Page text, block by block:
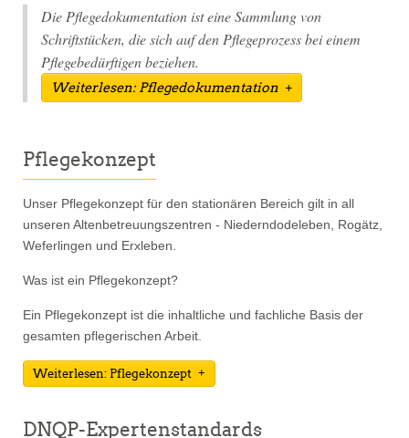
Die Pflegedokumentation ist eine Sammlung von
Schriftstücken, die sich auf den Pflegeprozess bei einem
Pflegebedürftigen beziehen.
Weiterlesen: Pflegedokumentation
Pflegekonzept
Unser Pflegekonzept für den stationären Bereich gilt in all
unseren Altenbetreuungszentren - Niederndodeleben, Rogätz,
Weferlingen und Erxleben.
Was ist ein Pflegekonzept?
Ein Pflegekonzept ist die inhaltliche und fachliche Basis der
gesamten pflegerischen Arbeit.
Weiterlesen: Pflegekonzept
DNQP-Expertenstandards